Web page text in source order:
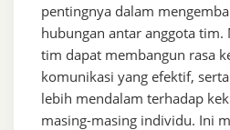
pentingnya dalam
hubungan antar anggota tim.
tim dapat membangun rasa
komunikasi yang efektif,
lebih mendalam terhadap
masing-masing individu. Ini